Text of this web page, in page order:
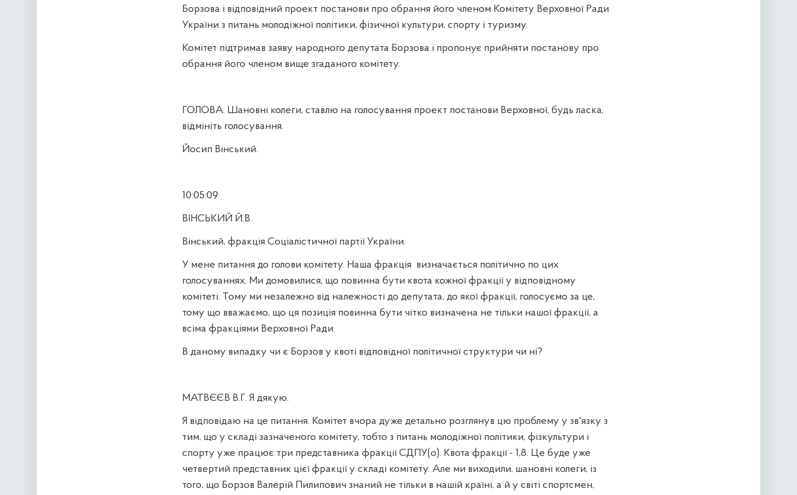
Борзова і відповідний проект постанови про обрання його членом Комітету Верховної Ради
України з питань молодіжної політики, фізичної культури, спорту і туризму.
Комітет підтримав заяву народного депутата Борзова і пропонує прийняти постанову про
обрання його членом вище згаданого комітету.
ГОЛОВА. Шановні колеги, ставлю на голосування проект постанови Верховної, будь ласка,
відмініть голосування.
Йосип Вінський.
10:05:09
ВІНСЬКИЙ Й.В.
Вінський, фракція Соціалістичної партії України.
У мене питання до голови комітету. Наша фракція визначається політично по цих
голосуваннях. Ми домовилися, що повинна бути квота кожної фракції у відповідному
комітеті. Тому ми незалежно від належності до депутата, до якої фракції, голосуємо за це,
тому що вважаємо, що ця позиція повинна бути чітко визначена не тільки нашої фракції, а
всіма фракціями Верховної Ради.
В даному випадку чи є Борзов у квоті відповідної політичної структури чи ні?
МАТВЄЄВ В.Г. Я дякую.
Я відповідаю на це питання. Комітет вчора дуже детально розглянув цю проблему у зв'язку з
тим, що у складі зазначеного комітету, тобто з питань молодіжної політики, фізкультури і
спорту уже працює три представника фракції СДПУ(о). Квота фракції - 1,8. Це буде уже
четвертий представник цієї фракції у складі комітету. Але ми виходили, шановні колеги, із
того, що Борзов Валерій Пилипович знаний не тільки в нашій країні, а й у світі спортсмен,